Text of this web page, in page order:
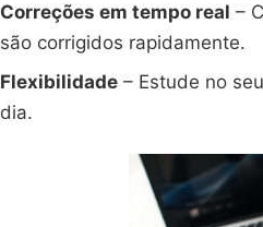
Correções em tempo real –
são corrigidos rapidamente.
Flexibilidade – Estude no
dia.